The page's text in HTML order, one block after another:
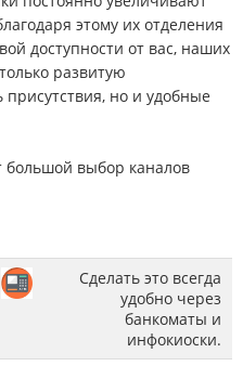
этому их отделения
доступности от вас, наших
развитую
но и удобные
выбор каналов
Сделать это всегда
удобно через
банкоматы и
инфокиоски.